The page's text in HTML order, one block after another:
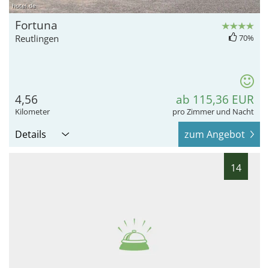
hotel.de
Fortuna
Reutlingen 70%
4,56
Kilometer
ab 115,36 EUR
pro Zimmer und Nacht
Details zum Angebot
14